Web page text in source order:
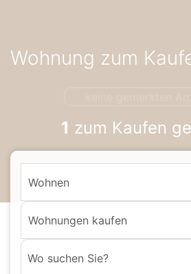
zur
Navigation
Wohnung zum
1 zum Kaufen
Wohnen
Wohnungen kaufen